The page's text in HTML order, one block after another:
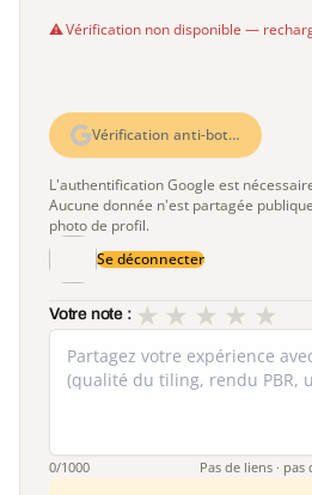
Vérification non disponible —
Vérification anti-bot…
L'authentification Google est
Aucune donnée n'est partagée
photo de profil.
Se déconnecter
Votre note : ★
★
★
★
★
0/1000 Pas de liens ·